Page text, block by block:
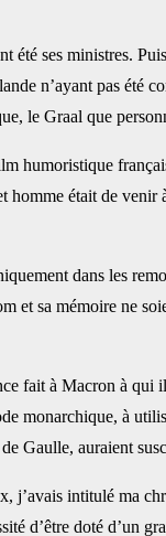
ses ministres.
n’ayant pas été
le Graal que
humoristique
était de
dans les
sa mémoire ne
fait à Macron à
monarchique, à
Gaulle, auraient
j’avais intitulé ma
d’être doté d’un